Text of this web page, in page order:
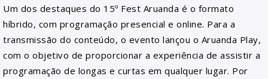
Um dos destaques do 15º Fest Aruanda é o formato
híbrido, com programação presencial e online. Para a
transmissão do conteúdo, o evento lançou o Aruanda Play,
com o objetivo de proporcionar a experiência de assistir a
programação de longas e curtas em qualquer lugar. Por